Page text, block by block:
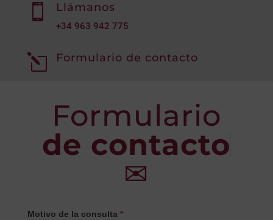
 Llámanos
+34 963 942 775
l Formulario de contacto
Formulario
de contacto
✉
CONTACTO
Motivo de la consulta *